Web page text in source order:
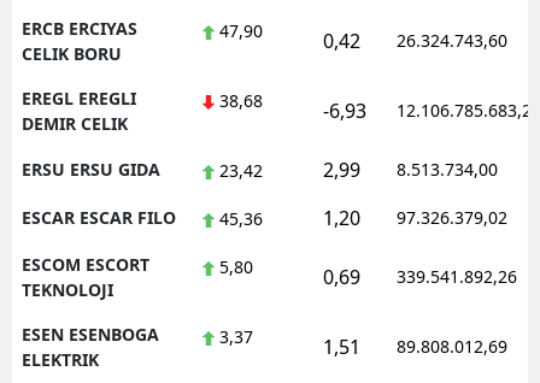
ERCB ERCIYAS
CELIK BORU
47,90 0,42 26.324.743,60
EREGL EREGLI
DEMIR CELIK
38,68 -6,93 12.106.785.683,20
ERSU ERSU GIDA 23,42 2,99 8.513.734,00
ESCAR ESCAR FILO 45,36 1,20 97.326.379,02
ESCOM ESCORT
TEKNOLOJI
5,80 0,69 339.541.892,26
ESEN ESENBOGA
ELEKTRIK
3,37 1,51 89.808.012,69